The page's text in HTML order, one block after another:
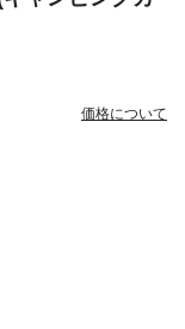
価格について